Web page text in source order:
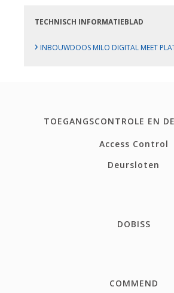
TECHNISCH INFORMATIEBLAD
› INBOUWDOOS MILO DIGITAL MEET
TOEGANGSCONTROLE EN
Access Control
Deursloten
DOBISS
COMMEND